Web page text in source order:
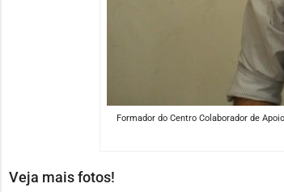
Formador do Centro Colaborador de
Veja mais fotos!